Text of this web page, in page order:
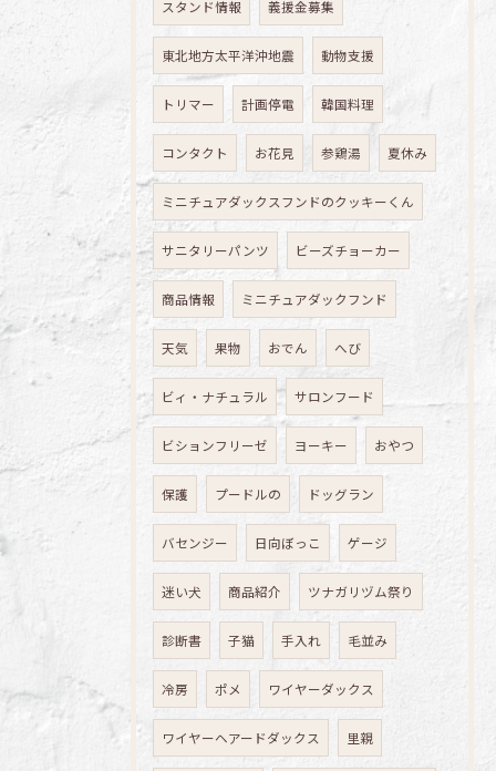
スタンド情報 義援金募集
東北地方太平洋沖地震 動物支援
トリマー 計画停電 韓国料理
コンタクト お花見 参鶏湯 夏休み
ミニチュアダックスフンドのクッキーくん
サニタリーパンツ ビーズチョーカー
商品情報 ミニチュアダックフンド
天気 果物 おでん へび
ビィ・ナチュラル サロンフード
ビションフリーゼ ヨーキー おやつ
保護 プードルの ドッグラン
バセンジー 日向ぼっこ ゲージ
迷い犬 商品紹介 ツナガリヅム祭り
診断書 子猫 手入れ 毛並み
冷房 ポメ ワイヤーダックス
ワイヤーヘアードダックス 里親